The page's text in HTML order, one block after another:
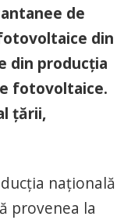
de
din
din producția
fotovoltaice.
țării,
națională
provenea la